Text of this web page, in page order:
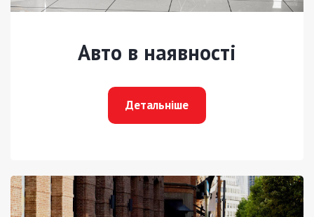
Авто в наявності
Детальніше